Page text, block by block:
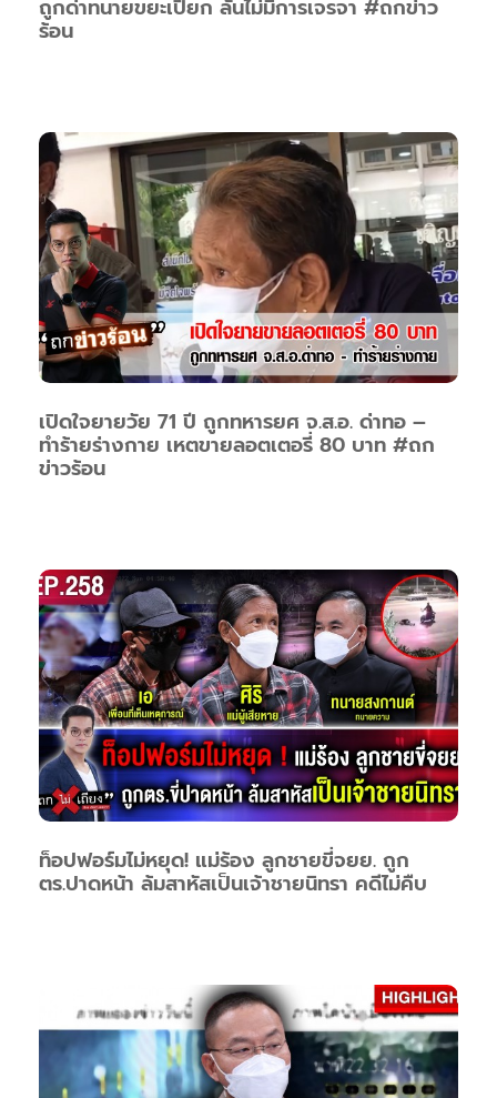
ถูกด่าทนายขยะเปียก ลั่นไม่มีการเจรจา #ถกข่าว
ร้อน
เปิดใจยายวัย 71 ปี ถูกทหารยศ จ.ส.อ. ด่าทอ –
ทำร้ายร่างกาย เหตขายลอตเตอรี่ 80 บาท #ถก
ข่าวร้อน
ท็อปฟอร์มไม่หยุด! แม่ร้อง ลูกชายขี่จยย. ถูก
ตร.ปาดหน้า ล้มสาหัสเป็นเจ้าชายนิทรา คดีไม่คืบ